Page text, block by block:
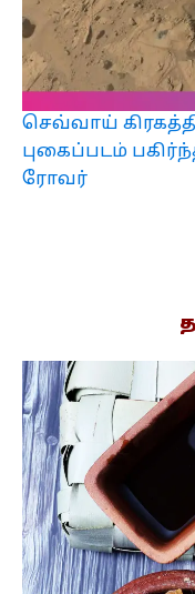
செவ்வாய்
புகைப்படம்
ரோவர்